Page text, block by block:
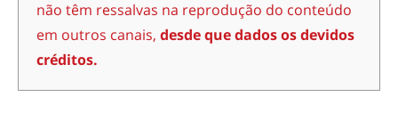
não têm ressalvas na reprodução do conteúdo
em outros canais, desde que dados os devidos
créditos.